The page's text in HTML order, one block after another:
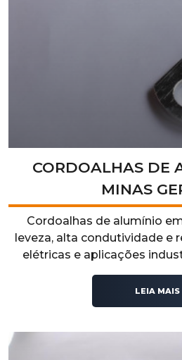
CORDOALHAS DE
MINAS
Cordoalhas de alumínio
leveza, alta condutividade e
elétricas e aplicações
vantagens no
LEIA MAIS